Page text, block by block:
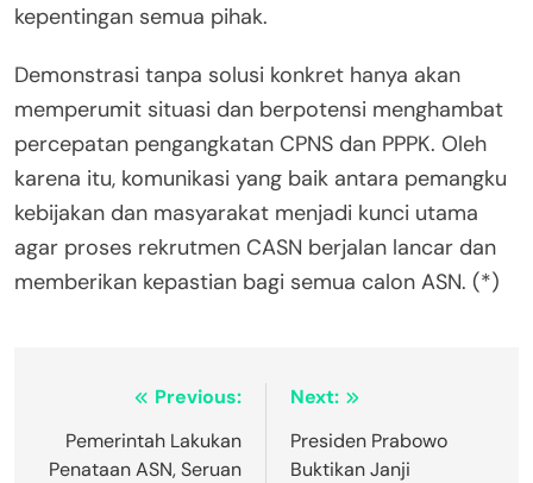
kepentingan semua pihak.
Demonstrasi tanpa solusi konkret hanya akan
memperumit situasi dan berpotensi menghambat
percepatan pengangkatan CPNS dan PPPK. Oleh
karena itu, komunikasi yang baik antara pemangku
kebijakan dan masyarakat menjadi kunci utama
agar proses rekrutmen CASN berjalan lancar dan
memberikan kepastian bagi semua calon ASN. (*)
navigation
Previous:
Pemerintah Lakukan
Penataan ASN, Seruan
Next:
Presiden Prabowo
Buktikan Janji